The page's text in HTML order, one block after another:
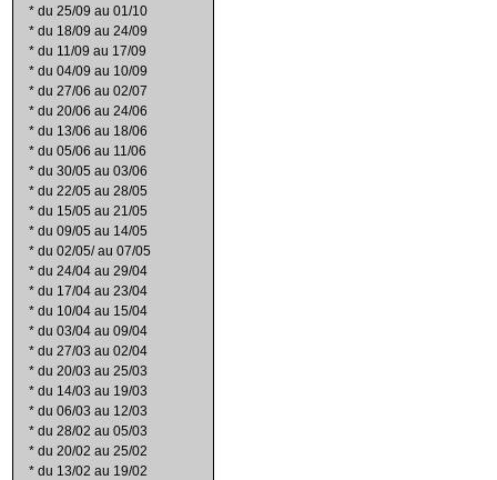
* du 25/09 au 01/10
* du 18/09 au 24/09
* du 11/09 au 17/09
* du 04/09 au 10/09
* du 27/06 au 02/07
* du 20/06 au 24/06
* du 13/06 au 18/06
* du 05/06 au 11/06
* du 30/05 au 03/06
* du 22/05 au 28/05
* du 15/05 au 21/05
* du 09/05 au 14/05
* du 02/05/ au 07/05
* du 24/04 au 29/04
* du 17/04 au 23/04
* du 10/04 au 15/04
* du 03/04 au 09/04
* du 27/03 au 02/04
* du 20/03 au 25/03
* du 14/03 au 19/03
* du 06/03 au 12/03
* du 28/02 au 05/03
* du 20/02 au 25/02
* du 13/02 au 19/02